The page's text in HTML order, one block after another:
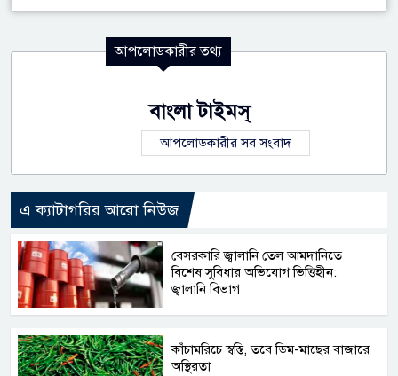
আপলোডকারীর তথ্য
বাংলা টাইমস্
আপলোডকারীর সব সংবাদ
এ ক্যাটাগরির আরো নিউজ
বেসরকারি জ্বালানি তেল আমদানিতে
বিশেষ সুবিধার অভিযোগ ভিত্তিহীন:
জ্বালানি বিভাগ
কাঁচামরিচে স্বস্তি, তবে ডিম-মাছের বাজারে
অস্থিরতা